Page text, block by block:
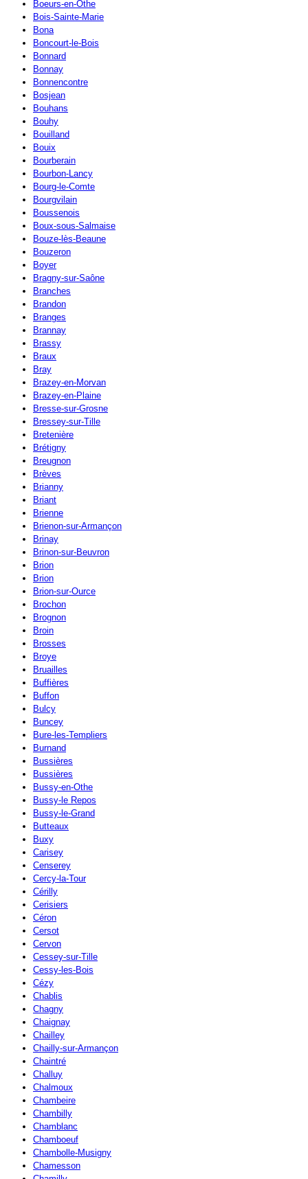
Boeurs-en-Othe
Bois-Sainte-Marie
Bona
Boncourt-le-Bois
Bonnard
Bonnay
Bonnencontre
Bosjean
Bouhans
Bouhy
Bouilland
Bouix
Bourberain
Bourbon-Lancy
Bourg-le-Comte
Bourgvilain
Boussenois
Boux-sous-Salmaise
Bouze-lès-Beaune
Bouzeron
Boyer
Bragny-sur-Saône
Branches
Brandon
Branges
Brannay
Brassy
Braux
Bray
Brazey-en-Morvan
Brazey-en-Plaine
Bresse-sur-Grosne
Bressey-sur-Tille
Bretenière
Brétigny
Breugnon
Brèves
Brianny
Briant
Brienne
Brienon-sur-Armançon
Brinay
Brinon-sur-Beuvron
Brion
Brion
Brion-sur-Ource
Brochon
Brognon
Broin
Brosses
Broye
Bruailles
Buffières
Buffon
Bulcy
Buncey
Bure-les-Templiers
Burnand
Bussières
Bussières
Bussy-en-Othe
Bussy-le Repos
Bussy-le-Grand
Butteaux
Buxy
Carisey
Censerey
Cercy-la-Tour
Cérilly
Cerisiers
Céron
Cersot
Cervon
Cessey-sur-Tille
Cessy-les-Bois
Cézy
Chablis
Chagny
Chaignay
Chailley
Chailly-sur-Armançon
Chaintré
Challuy
Chalmoux
Chambeire
Chambilly
Chamblanc
Chamboeuf
Chambolle-Musigny
Chamesson